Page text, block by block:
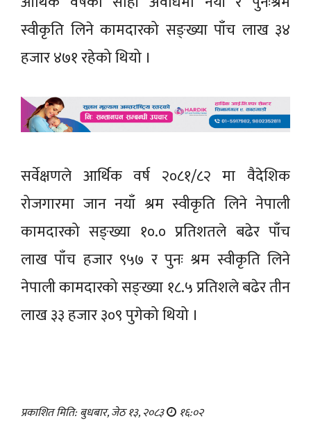
स्वीकृति लिने कामदारको सङ्ख्या पाँच लाख ३४
हजार ४७१ रहेको थियो ।
सर्वेक्षणले आर्थिक वर्ष २०८१/८२ मा वैदेशिक
रोजगारमा जान नयाँ श्रम स्वीकृति लिने नेपाली
कामदारको सङ्ख्या १०.० प्रतिशतले बढेर पाँच
लाख पाँच हजार ९५७ र पुनः श्रम स्वीकृति लिने
नेपाली कामदारको सङ्ख्या १८.५ प्रतिशले बढेर तीन
लाख ३३ हजार ३०९ पुगेको थियो ।
प्रकाशित मिति: बुधबार, जेठ १३, २०८३ १६:०२